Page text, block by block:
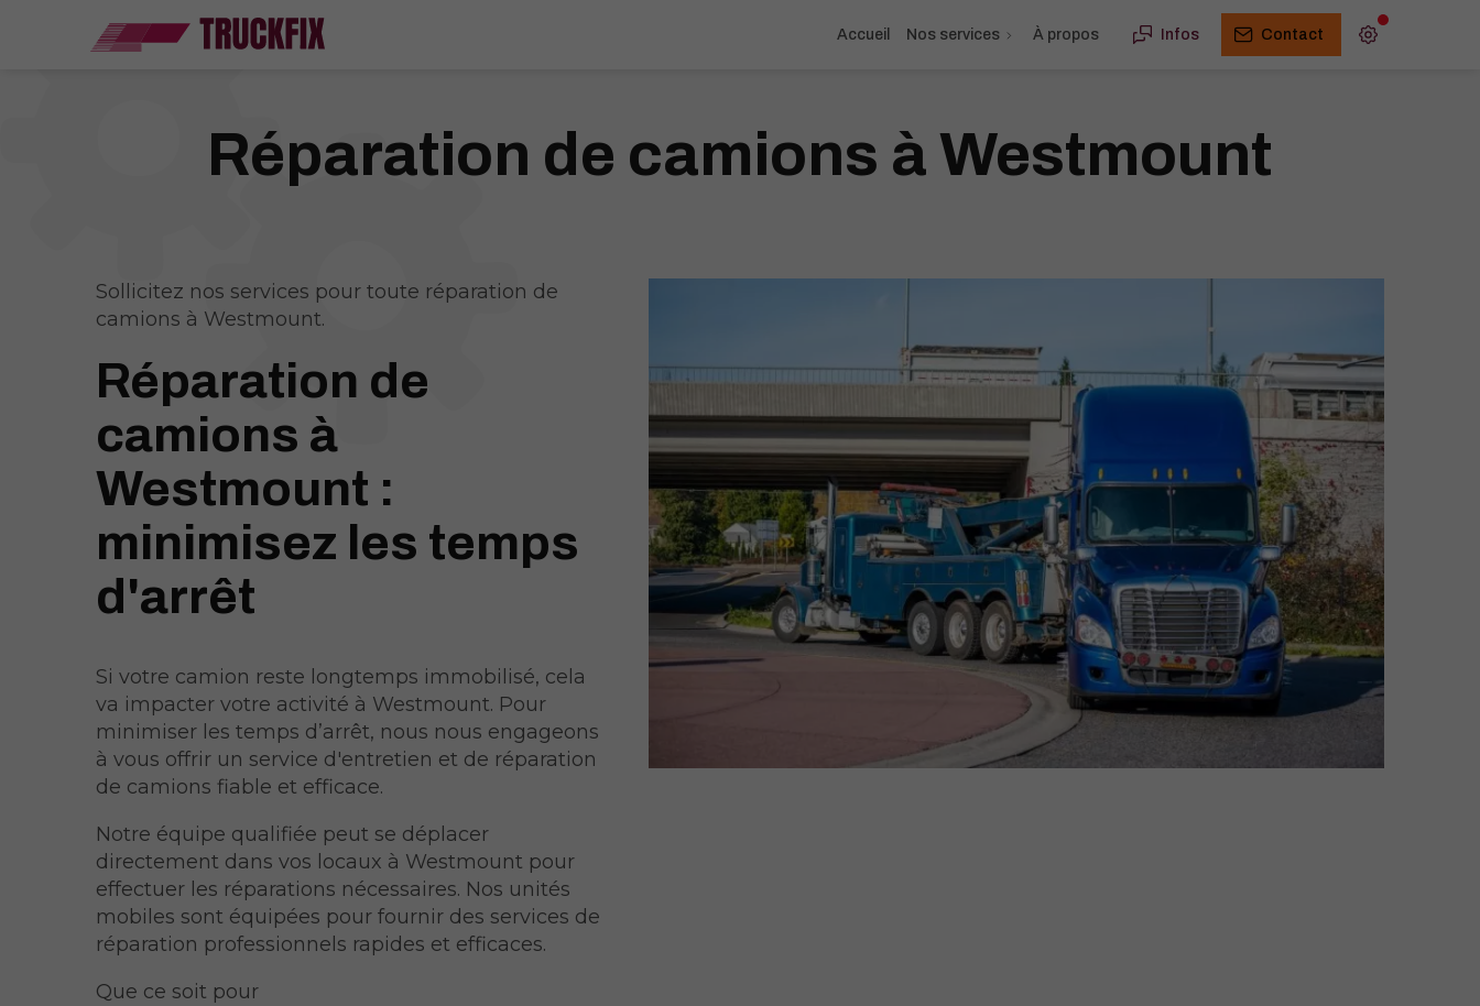
Accueil Nos services À propos Infos Contact
Réparation de camions à Westmount
Sollicitez nos services pour toute réparation de
camions à Westmount.
Réparation de
camions à
Westmount :
minimisez les temps
d'arrêt
Si votre camion reste longtemps immobilisé, cela
va impacter votre activité à Westmount. Pour
minimiser les temps d’arrêt, nous nous engageons
à vous offrir un service d'entretien et de réparation
de camions fiable et efficace.
Notre équipe qualifiée peut se déplacer
directement dans vos locaux à Westmount pour
effectuer les réparations nécessaires. Nos unités
mobiles sont équipées pour fournir des services de
réparation professionnels rapides et efficaces.
Que ce soit pour